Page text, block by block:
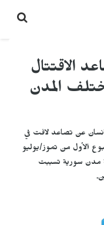
الاقتتال
المدن
عن تصاعد لافت في
الأول من تموز/يوليو
مدن سورية تسببت